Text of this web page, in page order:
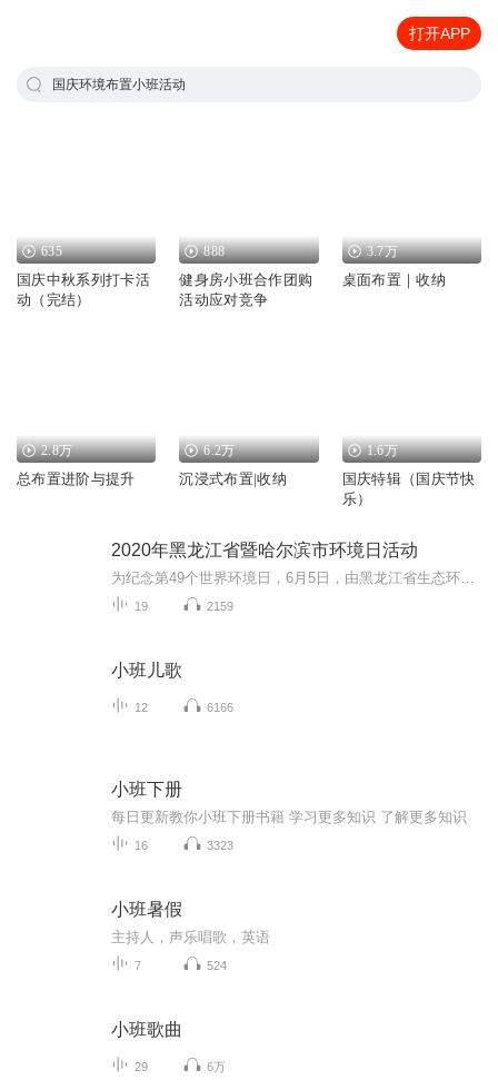
打开APP
国庆环境布置小班活动
635
国庆中秋系列打卡活
动（完结）
888
健身房小班合作团购
活动应对竞争
3.7万
桌面布置｜收纳
2.8万
总布置进阶与提升
6.2万
沉浸式布置|收纳
1.6万
国庆特辑（国庆节快
乐）
2020年黑龙江省暨哈尔滨市环境日活动
19 2159
小班儿歌
12 6166
小班下册
每日更新教你小班下册书籍 学习更多知识 了解更多知识
16 3323
小班暑假
主持人，声乐唱歌，英语
7 524
小班歌曲
29 6万